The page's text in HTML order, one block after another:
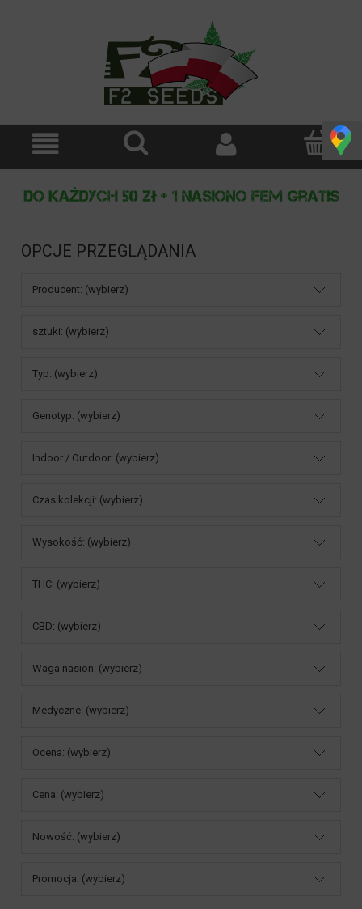
OPCJE PRZEGLĄDANIA
Producent: (wybierz)
sztuki: (wybierz)
Typ: (wybierz)
Genotyp: (wybierz)
Indoor / Outdoor: (wybierz)
Czas kolekcji: (wybierz)
Wysokość: (wybierz)
THC: (wybierz)
CBD: (wybierz)
Waga nasion: (wybierz)
Medyczne: (wybierz)
Ocena: (wybierz)
Cena: (wybierz)
Nowość: (wybierz)
Promocja: (wybierz)